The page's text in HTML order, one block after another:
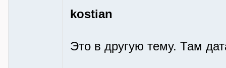
kostian
Это в другую тему. Там